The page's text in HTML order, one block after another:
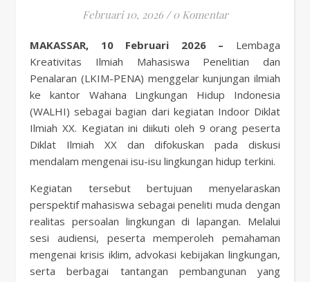
Februari 10, 2026 / 0 Komentar
MAKASSAR, 10 Februari 2026 – Lembaga
Kreativitas Ilmiah Mahasiswa Penelitian dan
Penalaran (LKIM-PENA) menggelar kunjungan ilmiah
ke kantor Wahana Lingkungan Hidup Indonesia
(WALHI) sebagai bagian dari kegiatan Indoor Diklat
Ilmiah XX. Kegiatan ini diikuti oleh 9 orang peserta
Diklat Ilmiah XX dan difokuskan pada diskusi
mendalam mengenai isu-isu lingkungan hidup terkini.
Kegiatan tersebut bertujuan menyelaraskan
perspektif mahasiswa sebagai peneliti muda dengan
realitas persoalan lingkungan di lapangan. Melalui
sesi audiensi, peserta memperoleh pemahaman
mengenai krisis iklim, advokasi kebijakan lingkungan,
serta berbagai tantangan pembangunan yang